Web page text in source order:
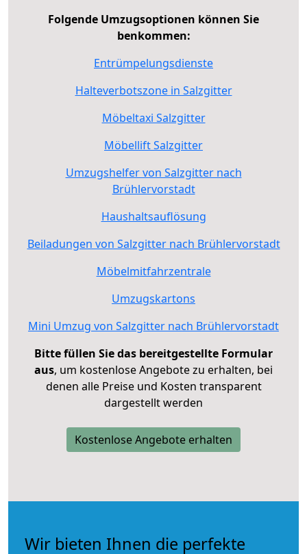
Folgende Umzugsoptionen können Sie
benkommen:
Entrümpelungsdienste
Halteverbotszone in Salzgitter
Möbeltaxi Salzgitter
Möbellift Salzgitter
Umzugshelfer von Salzgitter nach
Brühlervorstadt
Haushaltsauflösung
Beiladungen von Salzgitter nach Brühlervorstadt
Möbelmitfahrzentrale
Umzugskartons
Mini Umzug von Salzgitter nach Brühlervorstadt
Bitte füllen Sie das bereitgestellte Formular
aus, um kostenlose Angebote zu erhalten, bei
denen alle Preise und Kosten transparent
dargestellt werden
Kostenlose Angebote erhalten
Wir bieten Ihnen die perfekte